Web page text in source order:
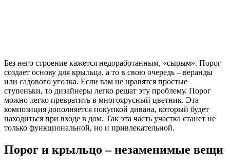
Без него строение кажется недоработанным, «сырым». Порог
создает основу для крыльца, а то в свою очередь – веранды
или садового уголка. Если вам не нравятся простые
ступеньки, то дизайнеры легко решат эту проблему. Порог
можно легко превратить в многоярусный цветник. Эта
композиция дополняется покупкой дивана, который будет
находиться при входе в дом. Так эта часть участка станет не
только функциональной, но и привлекательной.
Порог и крыльцо – незаменимые вещи